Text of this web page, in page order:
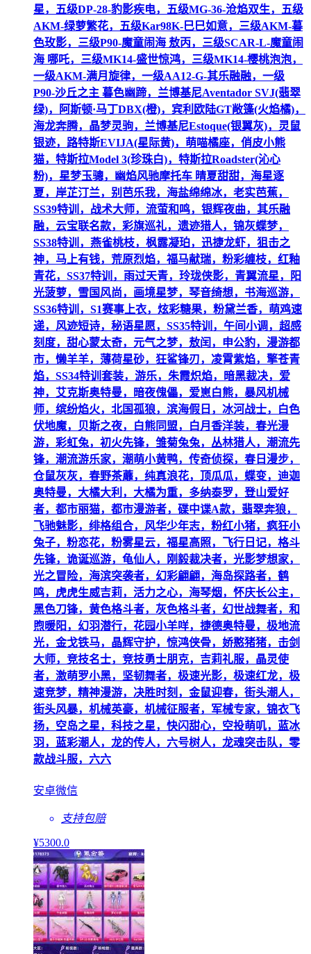
星，五级DP-28-豹影疾电，五级MG-36-沧焰双生，五级
AKM-绿萝繁花，五级Kar98K-巳巳如意，三级AKM-暮
色玫影，三级P90-魔童闹海 敖丙，三级SCAR-L-魔童闹
海 哪吒，三级MK14-盛世惊鸿，三级MK14-樱桃泡泡，
一级AKM-满月旋律，一级AA12-G-其乐融融，一级
P90-沙丘之主 暮色幽蹄，兰博基尼Aventador SVJ(翡翠
绿)，阿斯顿·马丁DBX(橙)，宾利欧陆GT敞篷(火焰橘)，
海龙奔腾，晶梦灵驹，兰博基尼Estoque(银翼灰)，灵鼠
银迹，路特斯EVIJA(星际黄)，萌喵橘座，俏皮小熊
猫，特斯拉Model 3(珍珠白)，特斯拉Roadster(沁心
粉)，星梦玉骢，幽焰风驰摩托车 晴夏甜甜，海星逐
夏，岸芷汀兰，别芭乐我，海盐绵绵冰，老实芭蕉，
SS39特训，战术大师，流萤和鸣，银辉夜曲，其乐融
融，云宝联名款，彩旗巡礼，遗迹猎人，锦灰蝶梦，
SS38特训，燕雀桃枝，枫露凝珀，迅捷龙虾，狙击之
神，马上有钱，荒原烈焰，福马献瑞，粉彩缠枝，红釉
青花，SS37特训，雨过天青，玲珑侠影，青翼流星，阳
光菠萝，雪国风尚，画境星梦，琴音绮想，书海巡游，
SS36特训，S1赛事上衣，炫彩糖果，粉黛兰香，萌鸡速
递，风迹短诗，秘语星愿，SS35特训，午间小调，超感
刻度，甜心蒙太奇，元气之梦，敖闰，申公豹，漫游都
市，懒羊羊，薄荷星砂，狂鲨锋刃，凌霄紫焰，擎苍青
焰，SS34特训套装，游乐，朱霞炽焰，暗黑裁决，爱
神，艾克斯奥特曼，暗夜傀儡，爱崽白熊，暴风机械
师，缤纷焰火，北国孤狼，滨海假日，冰河战士，白色
伏地魔，贝斯之夜，白熊同盟，白月香洋装，春光漫
游，彩虹兔，初火先锋，雏菊兔兔，丛林猎人，潮流先
锋，潮流游乐家，潮萌小黄鸭，传奇侦探，春日漫步，
仓鼠灰灰，春野茶蘼，纯真浪花，顶瓜瓜，蝶变，迪迦
奥特曼，大橘大利，大橘为重，多纳泰罗，登山爱好
者，都市丽猫，都市漫游者，碟中谍A款，翡翠奔狼，
飞驰魅影，绯格组合，风华少年志，粉红小猪，疯狂小
兔子，粉恋花，粉雾星云，福星高照，飞行日记，格斗
先锋，诡诞巡游，龟仙人，刚毅裁决者，光影梦想家，
光之冒险，海滨突袭者，幻彩翩翩，海岛探路者，鹤
鸣，虎虎生威吉莉，活力之心，海琴烟，怀庆长公主，
黑色刀锋，黄色格斗者，灰色格斗者，幻世战舞者，和
煦暖阳，幻羽潜行，花园小羊咩，捷德奥特曼，极地流
光，金戈铁马，晶辉守护，惊鸿侠骨，娇憨猪猪，击剑
大师，竞技名士，竞技勇士朋克，吉莉礼服，晶灵使
者，激萌罗小黑，坚韧舞者，极速光影，极速红龙，极
速竞梦，精神漫游，决胜时刻，金鼠迎春，街头潮人，
街头风暴，机械英豪，机械征服者，军械专家，锦衣飞
扬，空岛之星，科技之星，快闪甜心，空投萌叽，蓝冰
羽，蓝彩潮人，龙的传人，六号树人，龙魂突击队，零
款战斗服，六六
安卓微信
支持包赔
¥5300.0